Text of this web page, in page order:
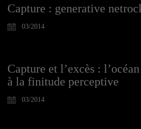
Capture : generative
03/2014
Capture et l’excès :
à la finitude perceptive
03/2014